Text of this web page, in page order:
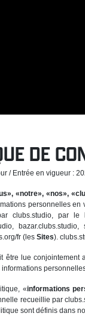
DE
/ Entrée en vigueur :
«notre», «nos»,
personnelles
clubs.studio, par le
fr (les Sites).
être lue conjointement
«informations
recueillie par
sont définis dans